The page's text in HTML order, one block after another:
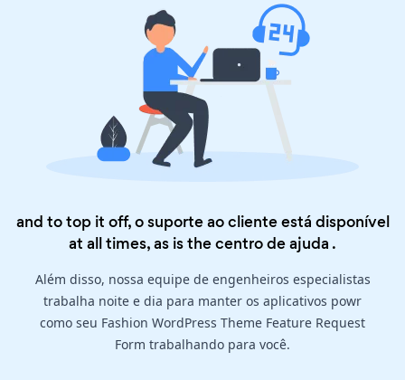
and to top it off, o suporte ao cliente está disponível
at all times, as is thecentro de ajuda .
Além disso, nossa equipe de engenheiros especialistas
trabalha noite e dia para manter os aplicativos powr
como seu Fashion WordPress Theme Feature Request
Form trabalhando para você.